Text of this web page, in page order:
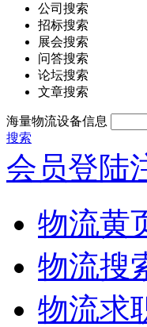
公司搜索
招标搜索
展会搜索
问答搜索
论坛搜索
文章搜索
海量物流设备信息
搜索
会员登陆
物流黄
物流搜
物流求